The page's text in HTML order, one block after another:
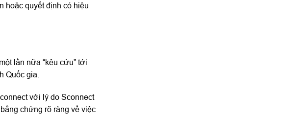
hoặc quyết định có hiệu
lần nữa “kêu cứu” tới
Quốc gia.
với lý do Sconnect
chứng rõ ràng về việc